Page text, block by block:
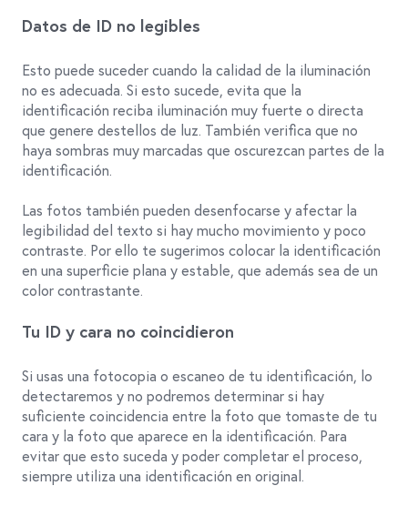
Datos de ID no legibles
Esto puede suceder cuando la calidad de la iluminación
no es adecuada. Si esto sucede, evita que la
identificación reciba iluminación muy fuerte o directa
que genere destellos de luz. También verifica que no
haya sombras muy marcadas que oscurezcan partes de la
identificación.
Las fotos también pueden desenfocarse y afectar la
legibilidad del texto si hay mucho movimiento y poco
contraste. Por ello te sugerimos colocar la identificación
en una superficie plana y estable, que además sea de un
color contrastante.
Tu ID y cara no coincidieron
Si usas una fotocopia o escaneo de tu identificación, lo
detectaremos y no podremos determinar si hay
suficiente coincidencia entre la foto que tomaste de tu
cara y la foto que aparece en la identificación. Para
evitar que esto suceda y poder completar el proceso,
siempre utiliza una identificación en original.